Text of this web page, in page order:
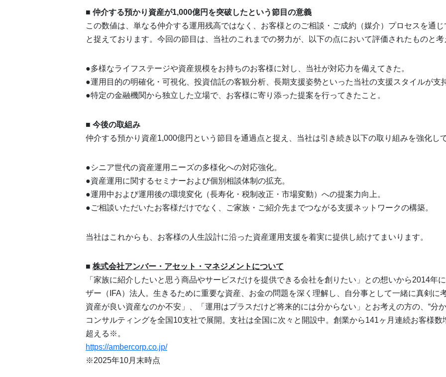
■ 仲介する預かり資産が1,000億円を突破したという節目の意義
この数値は、単なる仲介する運用残高ではなく、お客様とのご相談・ご成約（媒介）プロセスを通
と捉えております。今回の節目は、当社のこれまでの努力が、以下の点において評価されたものと
●多様なライフステージや資産規模をお持ちのお客様に対し、当社が対応力を備えてきた。
●運用目的の明確化・可視化、投資信託の客観分析、長期支援姿勢といった当社の支援スタイルが支
●特定の金融機関から独立した立場で、お客様に寄り添った提案を行ってきたこと。
■ 今後の取組み
仲介する預かり資産1,000億円という節目を通過点と捉え、当社は引き続き以下の取り組みを強化し
●シニア世代の資産運用ニーズの多様化への対応強化。
●資産運用に関するセミナーおよび個別相談体制の拡充。
●運用中および運用後の環境変化（長寿化・税制改正・市場変動）への提案力向上。
●ご相談いただいたお客様だけでなく、ご家族・ご紹介先までつながる支援ネットワークの構築。
当社はこれからも、お客様の人生設計に沿った資産運用支援を着実に提供し続けてまいります。
■ 株式会社アンバー・アセット・マネジメントについて
「家族に紹介したいと思う商品やサービスだけを提供できる会社を創りたい」との想いから2014年
ザー（IFA）法人。生きるために重要な資産、お金の問題を深く理解し、自分事として一緒に真剣に
資産が良い資産なのか不安」、「運用はプラスだけど将来的には分からない」とお考えの方の、“分
コンサルティングを全国10支社で展開。支社は全国に次々と開設中。創業から141ヶ月連続お客様
超える※。
https://ambercorp.co.jp/
※2025年10月末時点